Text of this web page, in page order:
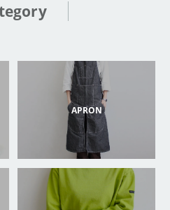
APRON